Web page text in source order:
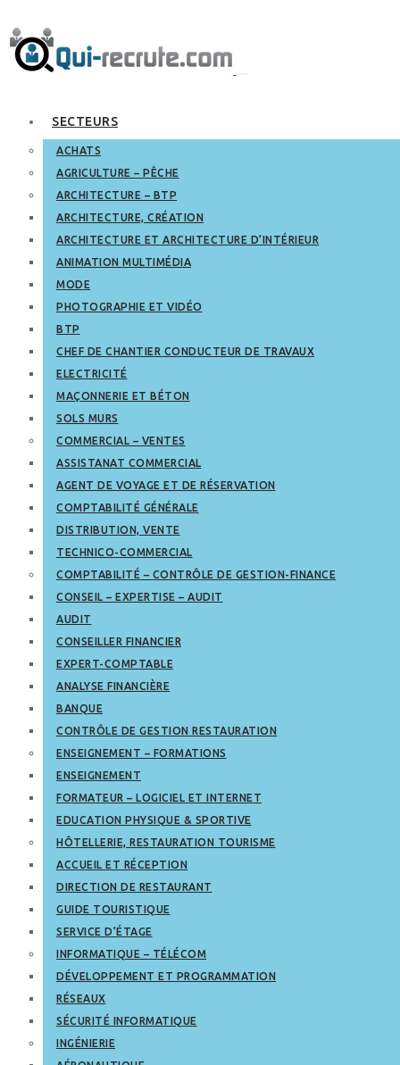
SECTEURS
ACHATS
AGRICULTURE – PÊCHE
ARCHITECTURE – BTP
ARCHITECTURE, CRÉATION
ARCHITECTURE ET ARCHITECTURE D’INTÉRIEUR
ANIMATION MULTIMÉDIA
MODE
PHOTOGRAPHIE ET VIDÉO
BTP
CHEF DE CHANTIER CONDUCTEUR DE TRAVAUX
ELECTRICITÉ
MAÇONNERIE ET BÉTON
SOLS MURS
COMMERCIAL – VENTES
ASSISTANAT COMMERCIAL
AGENT DE VOYAGE ET DE RÉSERVATION
COMPTABILITÉ GÉNÉRALE
DISTRIBUTION, VENTE
TECHNICO-COMMERCIAL
COMPTABILITÉ – CONTRÔLE DE GESTION-FINANCE
CONSEIL – EXPERTISE – AUDIT
AUDIT
CONSEILLER FINANCIER
EXPERT-COMPTABLE
ANALYSE FINANCIÈRE
BANQUE
CONTRÔLE DE GESTION RESTAURATION
ENSEIGNEMENT – FORMATIONS
ENSEIGNEMENT
FORMATEUR – LOGICIEL ET INTERNET
EDUCATION PHYSIQUE & SPORTIVE
HÔTELLERIE, RESTAURATION TOURISME
ACCUEIL ET RÉCEPTION
DIRECTION DE RESTAURANT
GUIDE TOURISTIQUE
SERVICE D’ÉTAGE
INFORMATIQUE – TÉLÉCOM
DÉVELOPPEMENT ET PROGRAMMATION
RÉSEAUX
SÉCURITÉ INFORMATIQUE
INGÉNIERIE